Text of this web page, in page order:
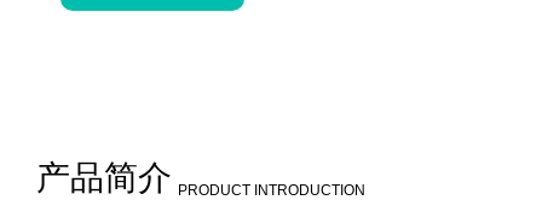
产品简介 PRODUCT INTRODUCTION